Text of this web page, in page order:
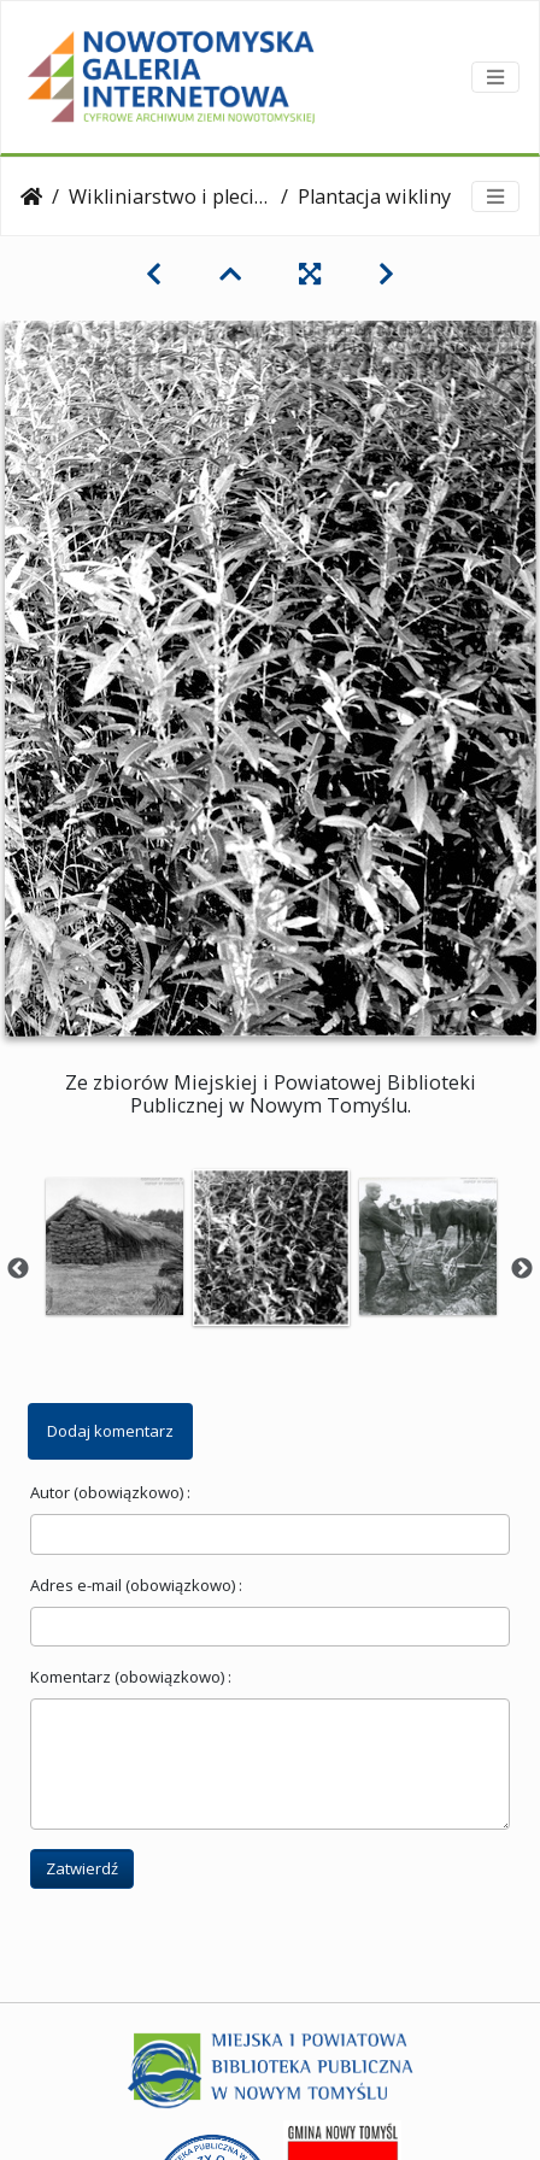
Wikliniarstwo i plecionkarstwo Plantacja wikliny
Ze zbiorów Miejskiej i Powiatowej Biblioteki
Publicznej w Nowym Tomyślu.
Dodaj komentarz
Autor (obowiązkowo) :
Adres e-mail (obowiązkowo) :
Komentarz (obowiązkowo) :
Zatwierdź